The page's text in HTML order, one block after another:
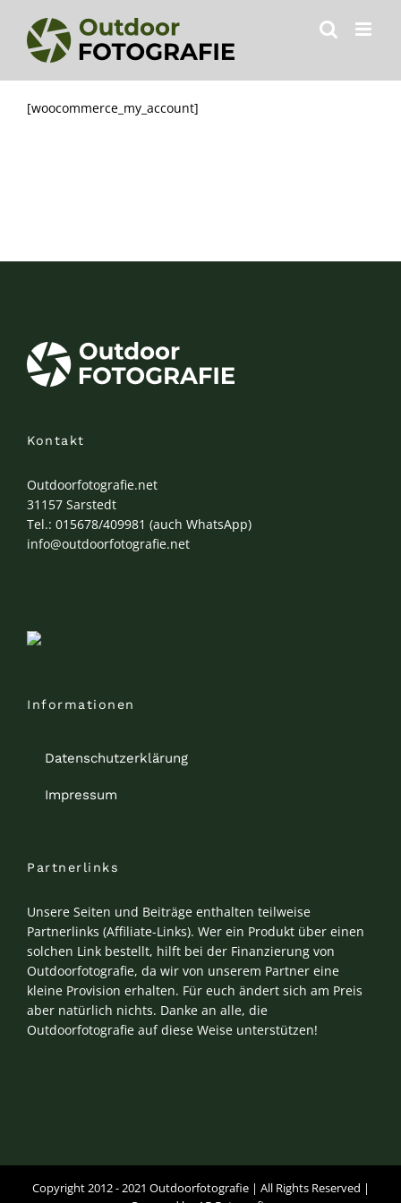
Inhalt
springen
[woocommerce_my_account]
Kontakt
Outdoorfotografie.net
31157 Sarstedt
Tel.: 015678/409981 (auch WhatsApp)
info@outdoorfotografie.net
Informationen
Datenschutzerklärung
Impressum
Partnerlinks
Unsere Seiten und Beiträge enthalten teilweise
Partnerlinks (Affiliate-Links). Wer ein Produkt über einen
solchen Link bestellt, hilft bei der Finanzierung von
Outdoorfotografie, da wir von unserem Partner eine
kleine Provision erhalten. Für euch ändert sich am Preis
aber natürlich nichts. Danke an alle, die
Outdoorfotografie auf diese Weise unterstützen!
Copyright 2012 - 2021 Outdoorfotografie | All Rights Reserved |